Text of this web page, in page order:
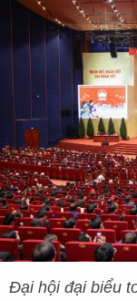
Đại hội đại biểu